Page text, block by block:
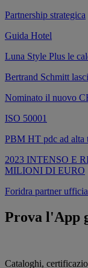
Partnership strategica
Guida Hotel
Luna Style Plus le
Bertrand Schmitt
Nominato il nuovo
ISO 50001
PBM HT pdc ad alta
2023 INTENSO E
MILIONI DI EURO
Foridra partner
Prova l'App
Cataloghi,